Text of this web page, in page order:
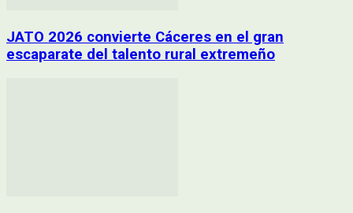
JATO 2026 convierte Cáceres en el gran
escaparate del talento rural extremeño